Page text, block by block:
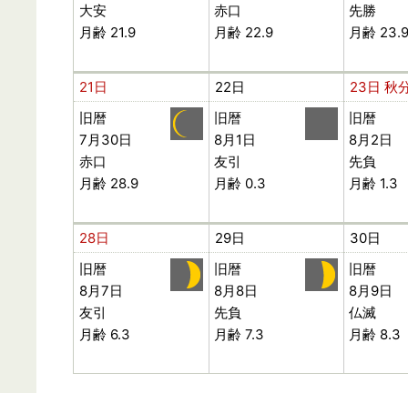
大安
月齢 21.9
赤口
月齢 22.9
先勝
月齢 23.9
21日 22日 23日 秋
旧暦
7月30日
赤口
月齢 28.9
旧暦
8月1日
友引
月齢 0.3
旧暦
8月2日
先負
月齢 1.3
28日 29日
30日
旧暦
8月7日
友引
月齢 6.3
旧暦
8月8日
先負
月齢 7.3
旧暦
8月9日
仏滅
月齢 8.3